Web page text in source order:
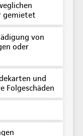
gemietet
von
oder
und
Folgeschäden